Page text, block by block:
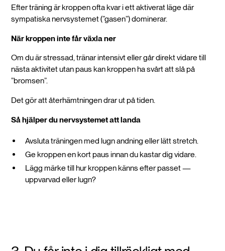
Efter träning är kroppen ofta kvar i ett aktiverat läge där
sympatiska nervsystemet (”gasen”) dominerar.
När kroppen inte får växla ner
Om du är stressad, tränar intensivt eller går direkt vidare till
nästa aktivitet utan paus kan kroppen ha svårt att slå på
”bromsen”.
Det gör att återhämtningen drar ut på tiden.
Så hjälper du nervsystemet att landa
Avsluta träningen med lugn andning eller lätt stretch.
Ge kroppen en kort paus innan du kastar dig vidare.
Lägg märke till hur kroppen känns efter passet —
uppvarvad eller lugn?